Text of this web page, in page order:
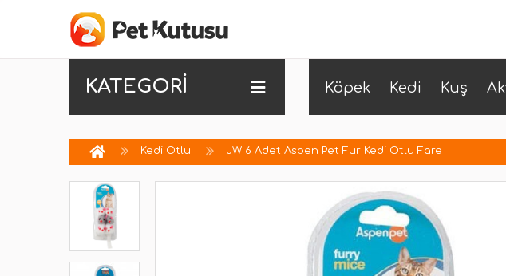
KATEGORİ Köpek Kedi Kuş
Kedi Otlu JW 6 Adet Aspen Pet Fur Kedi Otlu Fare